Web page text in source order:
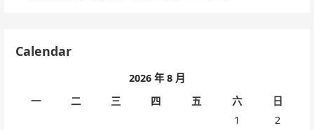
Calendar
2026 年 8 月
一
二 三 四 五 六
日
1
2